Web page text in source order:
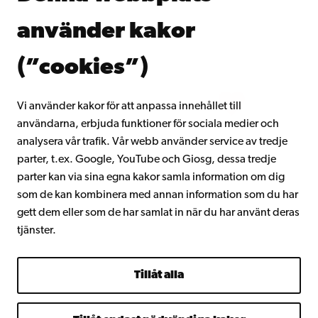
använder kakor
(”cookies”)
Vi använder kakor för att anpassa innehållet till
användarna, erbjuda funktioner för sociala medier och
analysera vår trafik. Vår webb använder service av tredje
parter, t.ex. Google, YouTube och Giosg, dessa tredje
parter kan via sina egna kakor samla information om dig
som de kan kombinera med annan information som du har
gett dem eller som de har samlat in när du har använt deras
tjänster.
Tillåt alla
Gå med i Åbo Akademis alumnnätverk
Intranätet
Facebook InstagramYouTube LinkedIn Blog Snapchat